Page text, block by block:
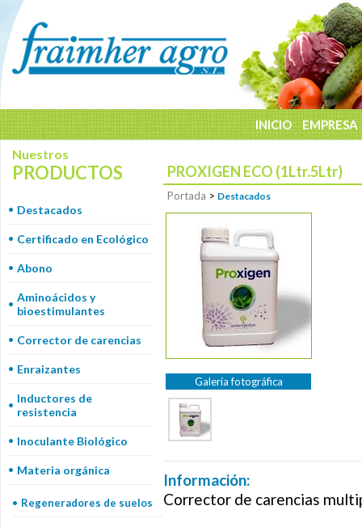
INICIO EMPRESA
Nuestros
PRODUCTOS
Destacados
Certificado en Ecológico
Abono
Aminoácidos y
bioestimulantes
Corrector de carencias
Enraizantes
Inductores de
resistencia
Inoculante Biológico
Materia orgánica
Regeneradores de suelos
PROXIGEN ECO (1Ltr.5Ltr)
Portada > Destacados
Galería fotográfica
Información:
Corrector de carencias